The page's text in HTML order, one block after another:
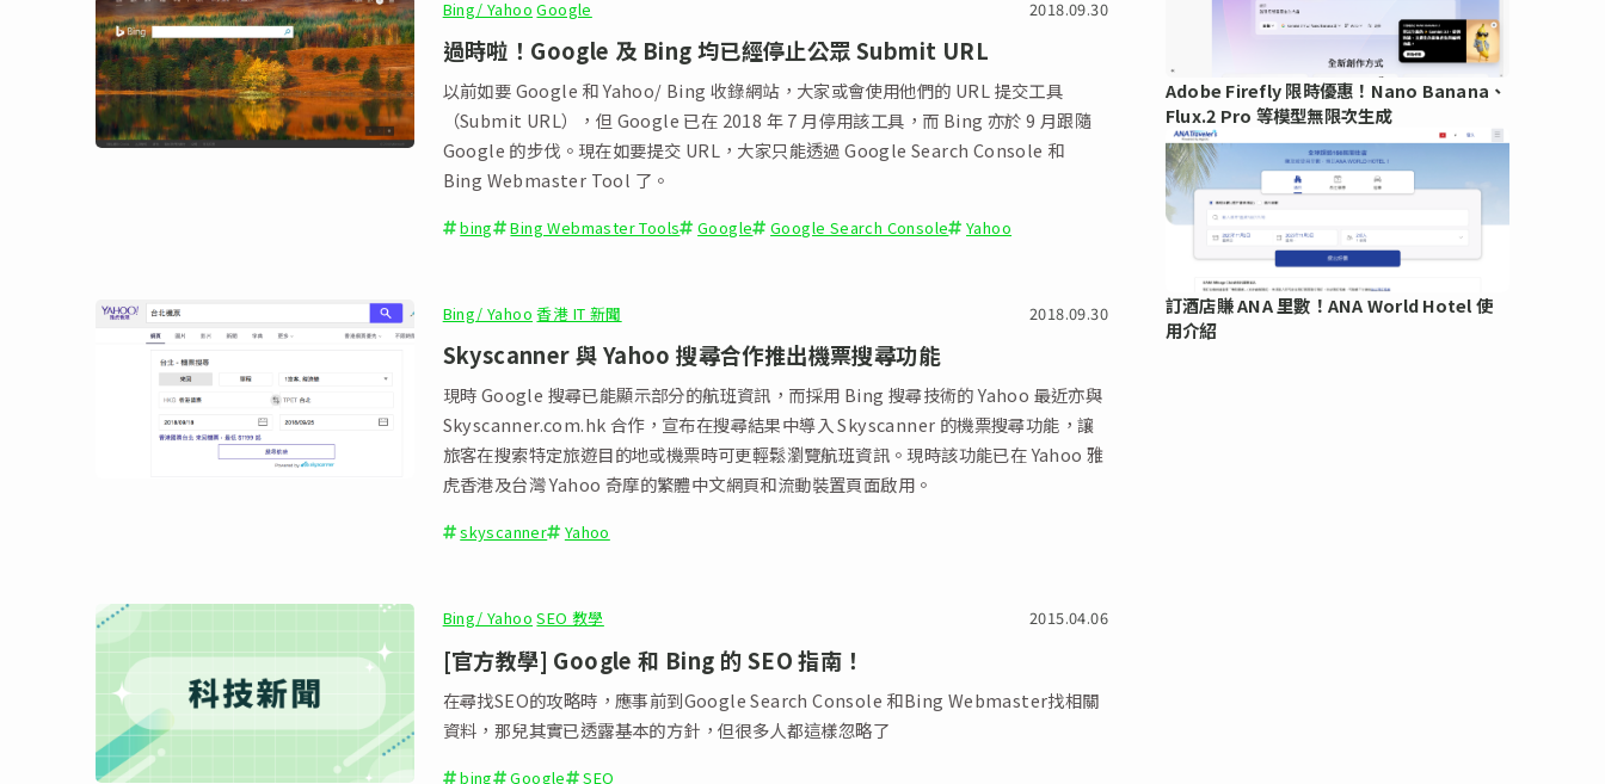
Bing/ Yahoo Google 2018.09.30
過時啦！Google 及 Bing 均已經停止公眾 Submit URL
以前如要 Google 和 Yahoo/ Bing 收錄網站，大家或會使用他們的 URL 提交工具
（Submit URL），但 Google 已在 2018 年 7 月停用該工具，而 Bing 亦於 9 月跟隨
Google 的步伐。現在如要提交 URL，大家只能透過 Google Search Console 和
Bing Webmaster Tool 了。
bing Bing Webmaster Tools Google Google Search Console Yahoo
Bing/ Yahoo 香港 IT 新聞 2018.09.30
Skyscanner 與 Yahoo 搜尋合作推出機票搜尋功能
現時 Google 搜尋已能顯示部分的航班資訊，而採用 Bing 搜尋技術的 Yahoo 最近亦與
Skyscanner.com.hk 合作，宣布在搜尋結果中導入 Skyscanner 的機票搜尋功能，讓
旅客在搜索特定旅遊目的地或機票時可更輕鬆瀏覽航班資訊。現時該功能已在 Yahoo 雅
虎香港及台灣 Yahoo 奇摩的繁體中文網頁和流動裝置頁面啟用。
skyscanner Yahoo
Bing/ Yahoo SEO 教學 2015.04.06
[官方教學] Google 和 Bing 的 SEO 指南！
在尋找SEO的攻略時，應事前到Google Search Console 和Bing Webmaster找相關
資料，那兒其實已透露基本的方針，但很多人都這樣忽略了
bing Google SEO
Adobe Firefly 限時優惠！Nano Banana、
Flux.2 Pro 等模型無限次生成
訂酒店賺 ANA 里數！ANA World Hotel 使
用介紹